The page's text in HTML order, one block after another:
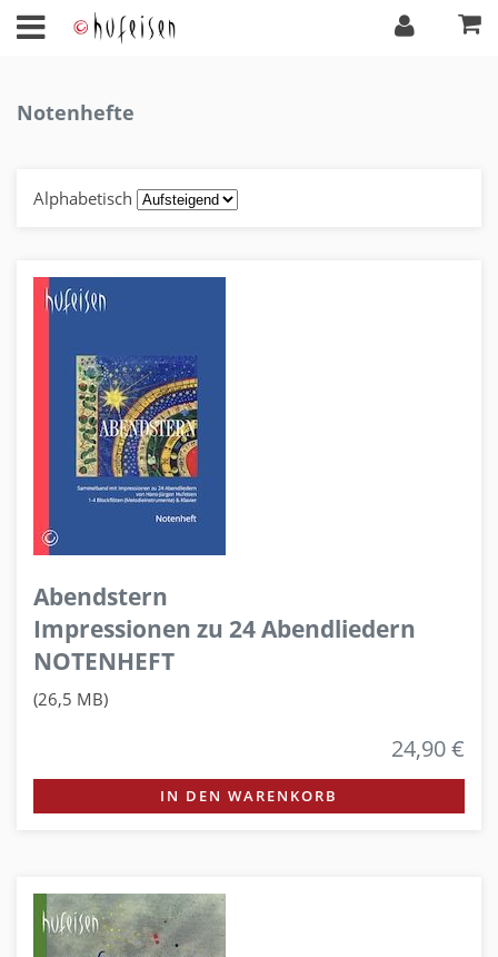
Notenhefte
Alphabetisch
Abendstern
Impressionen zu 24 Abendliedern
NOTENHEFT
(26,5 MB)
24,90 €
IN DEN WARENKORB